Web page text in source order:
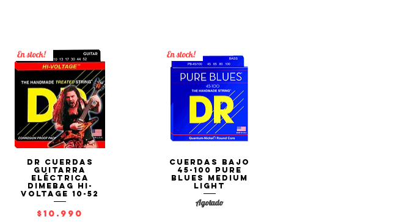
Vista rápida
En stock!
DR Cuerdas
Guitarra
Eléctrica
Dimebag Hi-
Voltage 10-52
Precio
$10.990
Vista rápida
En stock!
Cuerdas Bajo
45-100 PURE
BLUES Medium
Light
Agotado